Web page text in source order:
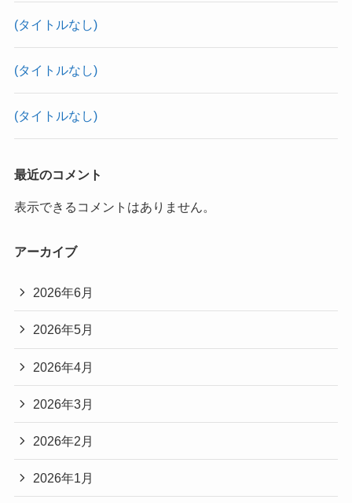
(タイトルなし)
(タイトルなし)
(タイトルなし)
最近のコメント
表示できるコメントはありません。
アーカイブ
2026年6月
2026年5月
2026年4月
2026年3月
2026年2月
2026年1月